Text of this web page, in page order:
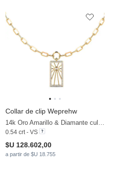
Collar de clip Weprehw
14k Oro Amarillo & Diamante cultivado en laboratorio
0.54 crt - VS
$U 128.602,00
a partir de $U 18.755